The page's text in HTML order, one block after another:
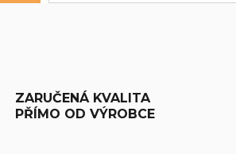
ZARUČENÁ KVALITA
PŘÍMO OD VÝROBCE